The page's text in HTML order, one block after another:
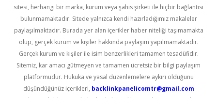
sitesi, herhangi bir marka, kurum veya şahıs şirketi ile hiçbir bağlantısı
bulunmamaktadır. Sitede yalnızca kendi hazırladığımız makaleler
paylaşılmaktadır. Burada yer alan içerikler haber niteliği taşımamakta
olup, gerçek kurum ve kişiler hakkında paylaşım yapılmamaktadır.
Gerçek kurum ve kişiler ile isim benzerlikleri tamamen tesadüfidir.
Sitemiz, kar amacı gütmeyen ve tamamen ücretsiz bir bilgi paylaşım
platformudur. Hukuka ve yasal düzenlemelere aykırı olduğunu
düşündüğünüz içerikleri, backlinkpanelicomtr@gmail.com